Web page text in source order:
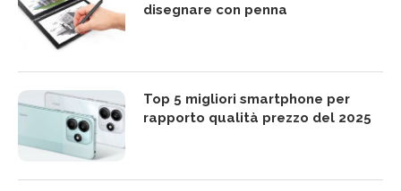
disegnare con penna
Top 5 migliori smartphone per
rapporto qualità prezzo del 2025